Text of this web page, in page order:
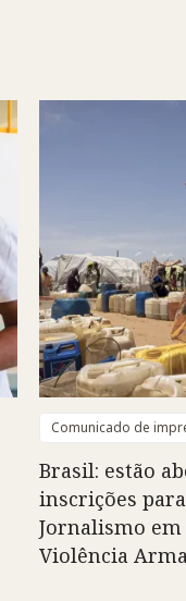
Comunicado de
Brasil: estão
inscrições
Jornalismo
Violência